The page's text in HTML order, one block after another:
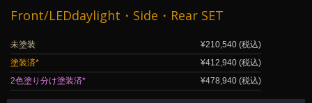
Front/LEDdaylight・Side・Rear SET
未塗装
¥210,540 (税込)
塗装済*
¥412,940 (税込)
2色塗り分け塗装済*
¥478,940 (税込)